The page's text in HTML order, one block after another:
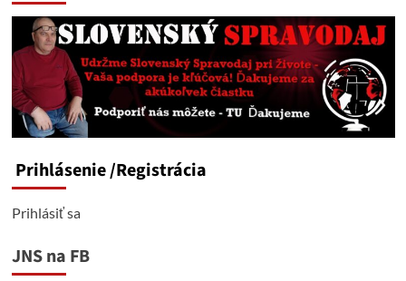
Epsteina
Putinom
sú
absurdné
a
demonštrujú
Prihlásenie/Registrácia
Prihlásiť sa
JNS na FB